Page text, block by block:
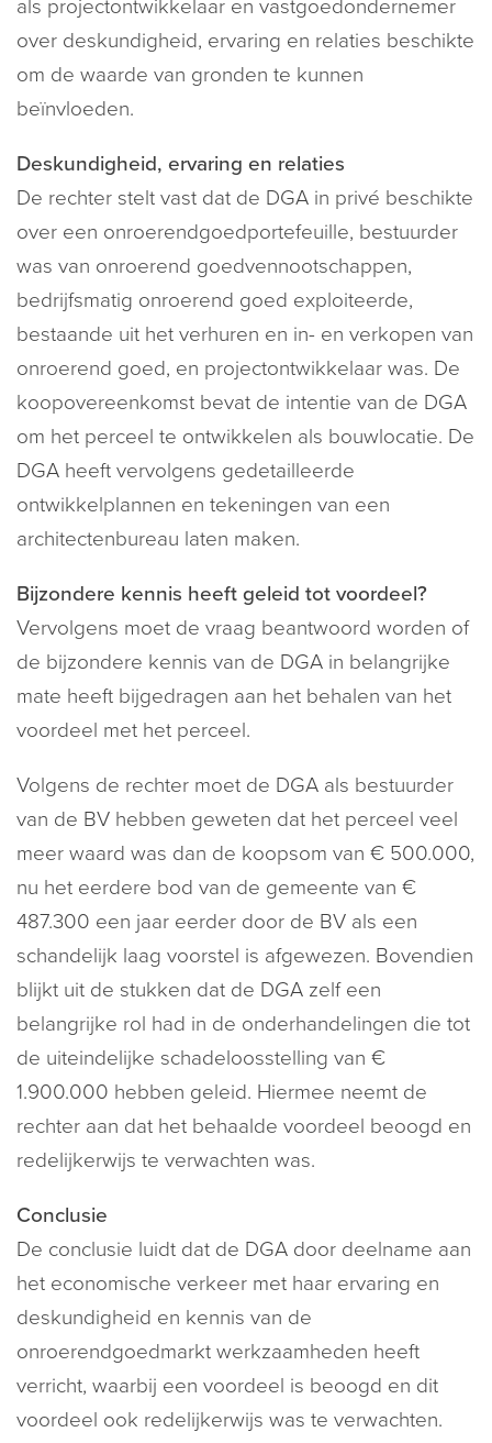
als projectontwikkelaar en vastgoedondernemer
over deskundigheid, ervaring en relaties beschikte
om de waarde van gronden te kunnen
beïnvloeden.
Deskundigheid, ervaring en relaties
De rechter stelt vast dat de DGA in privé beschikte
over een onroerendgoedportefeuille, bestuurder
was van onroerend goedvennootschappen,
bedrijfsmatig onroerend goed exploiteerde,
bestaande uit het verhuren en in- en verkopen van
onroerend goed, en projectontwikkelaar was. De
koopovereenkomst bevat de intentie van de DGA
om het perceel te ontwikkelen als bouwlocatie. De
DGA heeft vervolgens gedetailleerde
ontwikkelplannen en tekeningen van een
architectenbureau laten maken.
Bijzondere kennis heeft geleid tot voordeel?
Vervolgens moet de vraag beantwoord worden of
de bijzondere kennis van de DGA in belangrijke
mate heeft bijgedragen aan het behalen van het
voordeel met het perceel.
Volgens de rechter moet de DGA als bestuurder
van de BV hebben geweten dat het perceel veel
meer waard was dan de koopsom van € 500.000,
nu het eerdere bod van de gemeente van €
487.300 een jaar eerder door de BV als een
schandelijk laag voorstel is afgewezen. Bovendien
blijkt uit de stukken dat de DGA zelf een
belangrijke rol had in de onderhandelingen die tot
de uiteindelijke schadeloosstelling van €
1.900.000 hebben geleid. Hiermee neemt de
rechter aan dat het behaalde voordeel beoogd en
redelijkerwijs te verwachten was.
Conclusie
De conclusie luidt dat de DGA door deelname aan
het economische verkeer met haar ervaring en
deskundigheid en kennis van de
onroerendgoedmarkt werkzaamheden heeft
verricht, waarbij een voordeel is beoogd en dit
voordeel ook redelijkerwijs was te verwachten.